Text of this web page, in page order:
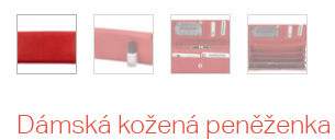
Dámská kožená